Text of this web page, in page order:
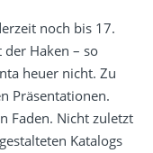
noch bis 17.
Haken – so
heuer nicht. Zu
Präsentationen.
Faden. Nicht zuletzt
Katalogs